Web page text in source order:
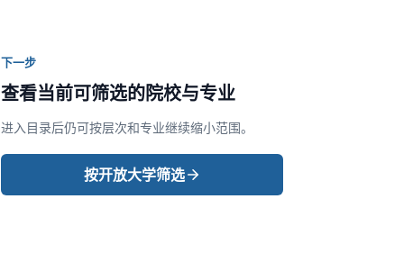
下一步
查看当前可筛选的院校与专业
进入目录后仍可按层次和专业继续缩小范围。
按开放大学筛选